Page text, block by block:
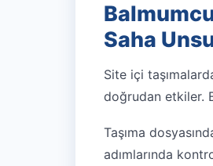
Saha
Site içi
doğrudan etkiler.
Taşıma
adımlarında